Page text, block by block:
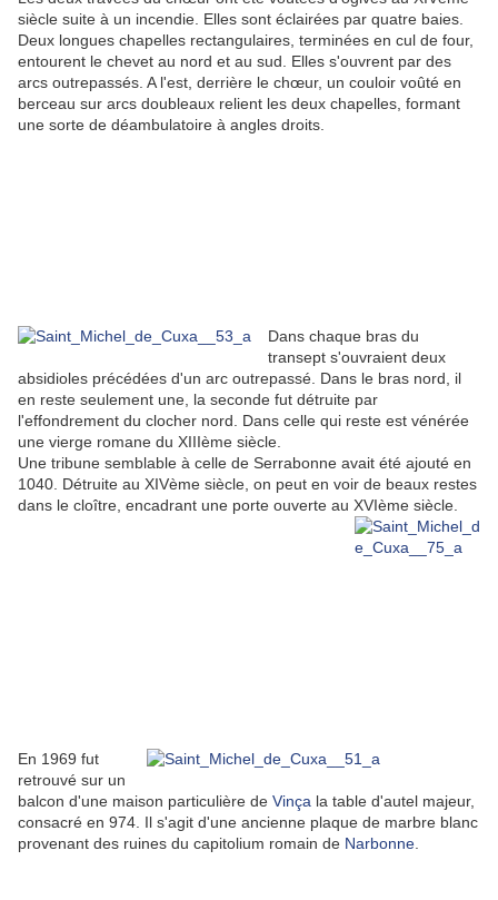
siècle suite à un incendie. Elles sont éclairées par quatre baies.
Deux longues chapelles rectangulaires, terminées en cul de four,
entourent le chevet au nord et au sud. Elles s'ouvrent par des
arcs outrepassés. A l'est, derrière le chœur, un couloir voûté en
berceau sur arcs doubleaux relient les deux chapelles, formant
une sorte de déambulatoire à angles droits.
Dans chaque bras du
transept s'ouvraient deux
absidioles précédées d'un arc outrepassé. Dans le bras nord, il
en reste seulement une, la seconde fut détruite par
l'effondrement du clocher nord. Dans celle qui reste est vénérée
une vierge romane du XIIIème siècle.
Une tribune semblable à celle de Serrabonne avait été ajouté en
1040. Détruite au XIVème siècle, on peut en voir de beaux restes
dans le cloître, encadrant une porte ouverte au XVIème siècle.
En 1969 fut
retrouvé sur un
balcon d'une maison particulière de Vinça la table d'autel majeur,
consacré en 974. Il s'agit d'une ancienne plaque de marbre blanc
provenant des ruines du capitolium romain de Narbonne